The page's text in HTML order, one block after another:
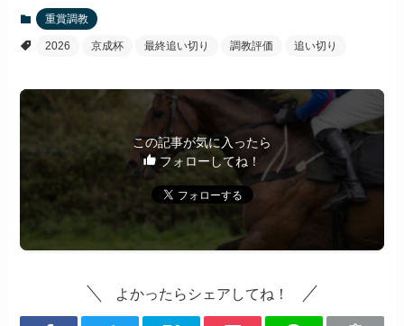
重賞調教
2026 京成杯 最終追い切り 調教評価 追い切り
この記事が気に入ったら
フォローしてね！
よかったらシェアしてね！